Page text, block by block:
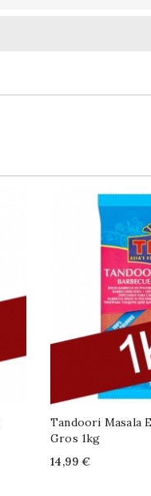
Tandoori Masala
Gros 1kg
Price
14,99 €